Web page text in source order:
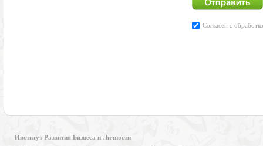
Институт Развития Бизнеса и Личности